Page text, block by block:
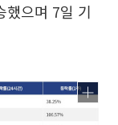
으며 7일 기